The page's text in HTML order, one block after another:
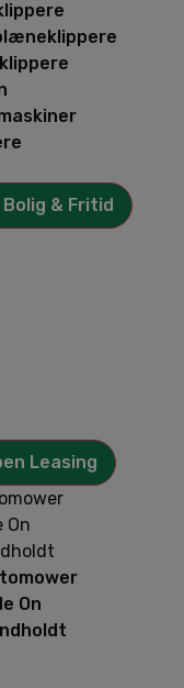
Bolig & Fritid
Leasing
On
On